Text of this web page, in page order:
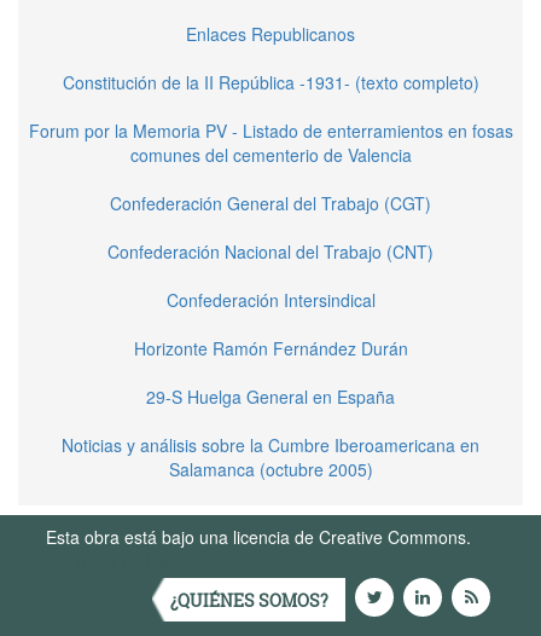
Enlaces Republicanos
Constitución de la II República -1931- (texto completo)
Forum por la Memoria PV - Listado de enterramientos en fosas
comunes del cementerio de Valencia
Confederación General del Trabajo (CGT)
Confederación Nacional del Trabajo (CNT)
Confederación Intersindical
Horizonte Ramón Fernández Durán
29-S Huelga General en España
Noticias y análisis sobre la Cumbre Iberoamericana en
Salamanca (octubre 2005)
Esta obra está bajo una licencia de Creative Commons.
¿QUIÉNES SOMOS?